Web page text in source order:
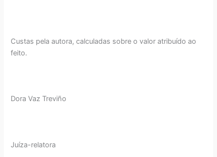
Custas pela autora, calculadas sobre o valor atribuído ao
feito.
Dora Vaz Treviño
Juíza-relatora